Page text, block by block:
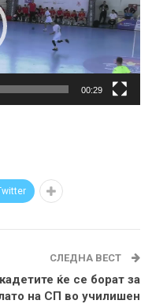
00:29
СЛЕДНА ВЕСТ
ќе се борат за
на СП во училишен